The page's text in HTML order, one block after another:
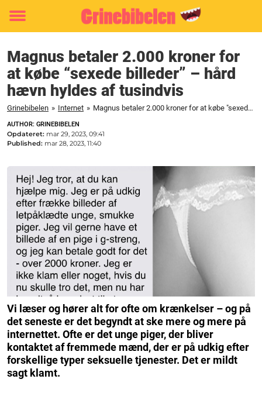
Toggle
Magnus betaler 2.000 kroner for
at købe “sexede billeder” – hård
hævn hyldes af tusindvis
Grinebibelen » Internet » Magnus betaler 2.000 kroner for at købe "sexede billeder" - hård hævn hyldes af tusindvis
AUTHOR: GRINEBIBELEN
Opdateret: mar 29, 2023, 09:41
Published: mar 28, 2023, 11:40
Vi læser og hører alt for ofte om krænkelser – og på
det seneste er det begyndt at ske mere og mere på
internettet. Ofte er det unge piger, der bliver
kontaktet af fremmede mænd, der er på udkig efter
forskellige typer seksuelle tjenester. Det er mildt
sagt klamt.